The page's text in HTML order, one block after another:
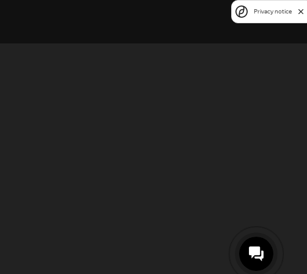
Privacy notice